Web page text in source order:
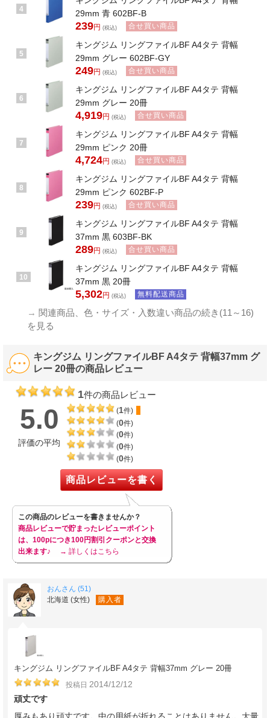
4
29mm 青 602BF-B
239円 (税込) 合せ買い商品
5
キングジム リングファイルBF A4タテ 背幅
29mm グレー 602BF-GY
249円 (税込) 合せ買い商品
6
キングジム リングファイルBF A4タテ 背幅
29mm グレー 20冊
4,919円 (税込) 合せ買い商品
7
キングジム リングファイルBF A4タテ 背幅
29mm ピンク 20冊
4,724円 (税込) 合せ買い商品
8
キングジム リングファイルBF A4タテ 背幅
29mm ピンク 602BF-P
239円 (税込) 合せ買い商品
9
キングジム リングファイルBF A4タテ 背幅
37mm 黒 603BF-BK
289円 (税込) 合せ買い商品
10
キングジム リングファイルBF A4タテ 背幅
37mm 黒 20冊
5,302円 (税込) 無料配送商品
→ 関連商品、色・サイズ・入数違い商品の続き(11～16)
を見る
キングジム リングファイルBF A4タテ 背幅37mm グ
レー 20冊の商品レビュー
1件の商品レビュー
5.0
評価の平均
(1件)
(0件)
(0件)
(0件)
(0件)
商品レビューを書く
この商品のレビューを書きませんか？
商品レビューで貯まったレビューポイント
は、100pにつき100円割引クーポンと交換
出来ます♪
→ 詳しくはこちら
おんさん (51)
北海道 (女性)
購入者
キングジム リングファイルBF A4タテ 背幅37mm グレー 20冊
投稿日 2014/12/12
頑丈です